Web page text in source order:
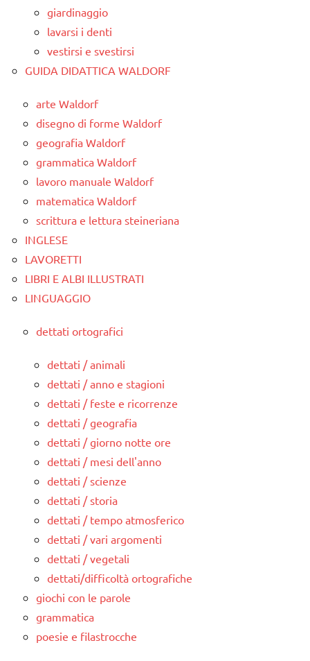
giardinaggio
lavarsi i denti
vestirsi e svestirsi
GUIDA DIDATTICA WALDORF
arte Waldorf
disegno di forme Waldorf
geografia Waldorf
grammatica Waldorf
lavoro manuale Waldorf
matematica Waldorf
scrittura e lettura steineriana
INGLESE
LAVORETTI
LIBRI E ALBI ILLUSTRATI
LINGUAGGIO
dettati ortografici
dettati / animali
dettati / anno e stagioni
dettati / feste e ricorrenze
dettati / geografia
dettati / giorno notte ore
dettati / mesi dell'anno
dettati / scienze
dettati / storia
dettati / tempo atmosferico
dettati / vari argomenti
dettati / vegetali
dettati/difficoltà ortografiche
giochi con le parole
grammatica
poesie e filastrocche